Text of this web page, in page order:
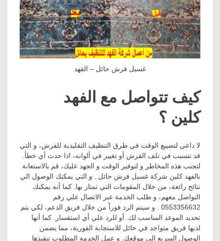
غسيل فرش حائل – الفهد
كيف تتواصل مع الفهد
كلين ؟
لا داعي لتضييع الوقت في طرق التنظيف التقليدية للفرش، و التي
قد تتسبب في تلف الفرش أو تغيير في ألوانه، اذا حدث أي خطأ.
لتجنب هذه المخاطر و لتوفير الوقت و الجهد عليك، قم بالاستعانة
بالفهد كلين شركة غسيل فرش حائل . و التي يمكنك الوصول الي
نتائج رائعة، من خلال المقومات التي تمتاز بها. كما أنه يمكنك
التواصل معهم، و طلب الخدمة عبر الاتصال علي رقم
0553356632 . و سيتم الرد فوراً من خلال فريق الدعم، لكي يتم
تحديد الموعد المناسب لك. أو للرد علي أي استفسار. كما أنها
لديها فريق متواجد في حائل للاستجابة الفورية، مما يضمن
الوصول السريع الي موقعك. و عمل الخدمة المطلوب تنفيذها